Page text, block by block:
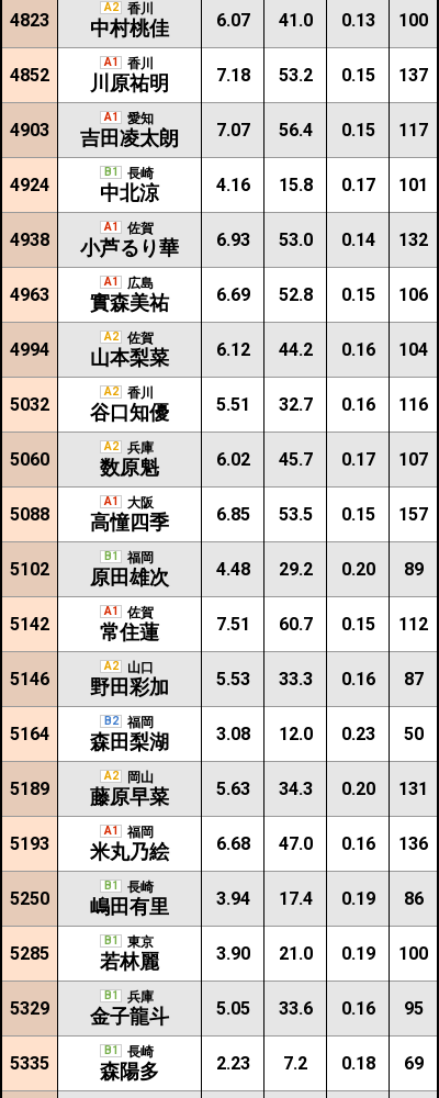
4823
A2 香川
中村桃佳 6.07 41.0 0.13 100
4852
A1 香川
川原祐明 7.18 53.2 0.15 137
4903
A1 愛知
吉田凌太朗 7.07 56.4 0.15 117
4924
B1 長崎
中北涼 4.16 15.8 0.17 101
4938
A1 佐賀
小芦るり華 6.93 53.0 0.14 132
4963
A1 広島
實森美祐 6.69 52.8 0.15 106
4994
A2 佐賀
山本梨菜 6.12 44.2 0.16 104
5032
A2 香川
谷口知優 5.51 32.7 0.16 116
5060
A2 兵庫
数原魁 6.02 45.7 0.17 107
5088
A1 大阪
高憧四季 6.85 53.5 0.15 157
5102
B1 福岡
原田雄次 4.48 29.2 0.20 89
5142
A1 佐賀
常住蓮 7.51 60.7 0.15 112
5146
A2 山口
野田彩加 5.53 33.3 0.16 87
5164
B2 福岡
森田梨湖 3.08 12.0 0.23 50
5189
A2 岡山
藤原早菜 5.63 34.3 0.20 131
5193
A1 福岡
米丸乃絵 6.68 47.0 0.16 136
5250
B1 長崎
嶋田有里 3.94 17.4 0.19 86
5285
B1 東京
若林麗 3.90 21.0 0.19 100
5329
B1 兵庫
金子龍斗 5.05 33.6 0.16 95
5335
B1 長崎
森陽多 2.23 7.2 0.18 69